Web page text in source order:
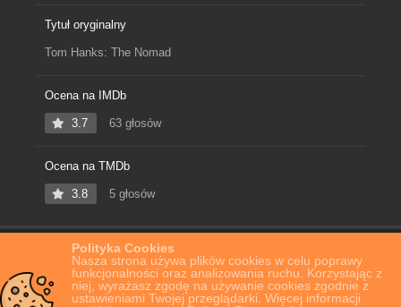
Polityka Cookies
Nasza strona używa plików cookies w celu poprawy
funkcjonalności oraz analizowania ruchu. Korzystając z
niej, wyrażasz zgodę na używanie cookies zgodnie z
ustawieniami Twojej przeglądarki. Więcej informacji
Tytuł oryginalny
Tom Hanks: The Nomad
Ocena na IMDb
3.7 63 głosów
Ocena na TMDb
3.8 5 głosów
Film Online Tom Hanks: The Nomad